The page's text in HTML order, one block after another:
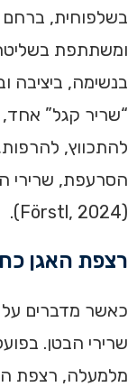
בשלפוחית, ברחם
ומשתתפת
בנשימה, ביציבה
“שריר קגל”
להתכווץ,
הסרעפת, שרירי
(Förstl, 2024).
רצפת האגן
כאשר מדברים על
שרירי הבטן.
מלמעלה, רצפת